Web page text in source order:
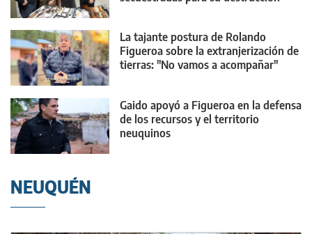
La tajante postura de Rolando
Figueroa sobre la extranjerización de
tierras: "No vamos a acompañar"
Gaido apoyó a Figueroa en la defensa
de los recursos y el territorio
neuquinos
NEUQUÉN